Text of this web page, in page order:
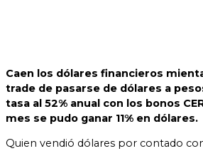
Caen los dólares financieros
trade de pasarse de dólares a
tasa al 52% anual con los bonos
mes se pudo ganar 11% en dólares.
Quien vendió dólares por contado